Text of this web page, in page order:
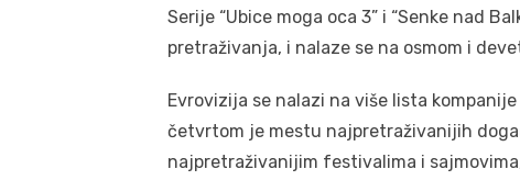
Serije “Ubice moga oca 3” i “Senke nad
pretraživanja, i nalaze se na osmom i
Evrovizija se nalazi na više lista
četvrtom je mestu najpretraživanijih
najpretraživanijim festivalima i sajmovima,